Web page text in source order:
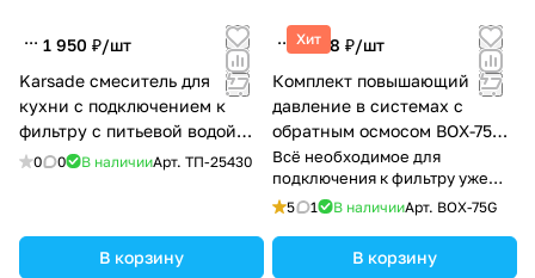
1 950 ₽/шт
Karsade смеситель для
кухни с подключением к
фильтру с питьевой водой
купить в Тирасполе
0 0 В наличииАрт. ТП-25430
В корзину
Хит
1 268 ₽/шт
Комплект повышающий
давление в системах с
обратным осмосом BOX-75G
купить в Тирасполе
Всё необходимое для
подключения к фильтру уже
есть в комплекте
5 1 В наличииАрт. BOX-75G
В корзину